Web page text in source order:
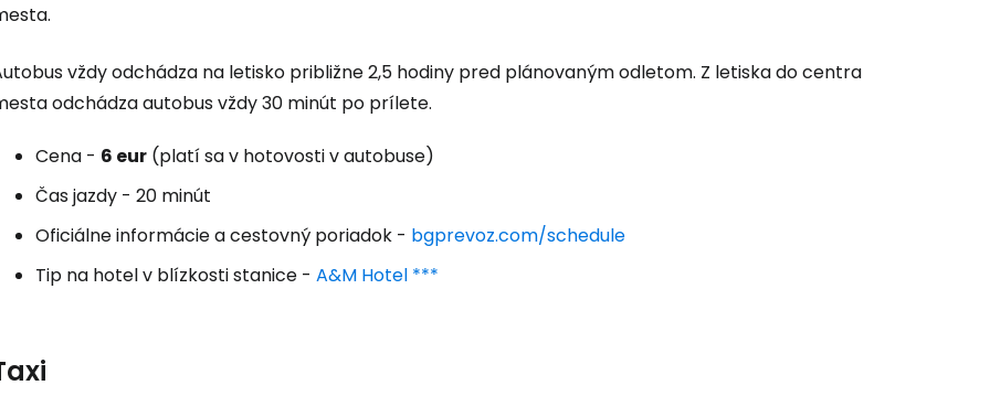
vždy odchádza na letisko približne 2,5 hodiny pred plánovaným odletom. Z letiska do centra
odchádza autobus vždy 30 minút po prílete.
Cena - 6 eur (platí sa v hotovosti v autobuse)
Čas jazdy - 20 minút
Oficiálne informácie a cestovný poriadok - bgprevoz.com/schedule
Tip na hotel v blízkosti stanice - A&M Hotel ***
Prihláste sa do služby